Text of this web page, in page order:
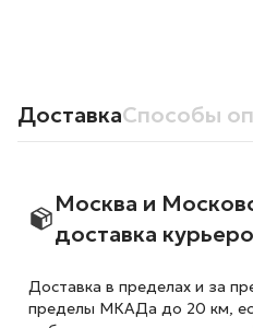
ДоставкаСпособы
Москва и
доставка
Доставка в пределах и за
пределы МКАДа до 20 км,